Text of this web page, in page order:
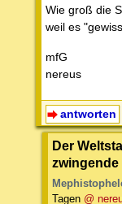
Wie groß die
weil es
mfG
nereus
antworten
Der
Tagen @